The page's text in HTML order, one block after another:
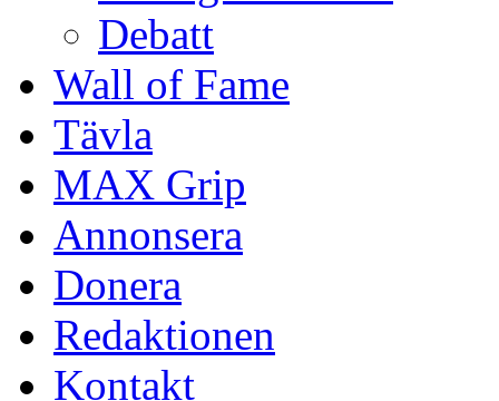
Debatt
Wall of Fame
Tävla
MAX Grip
Annonsera
Donera
Redaktionen
Kontakt